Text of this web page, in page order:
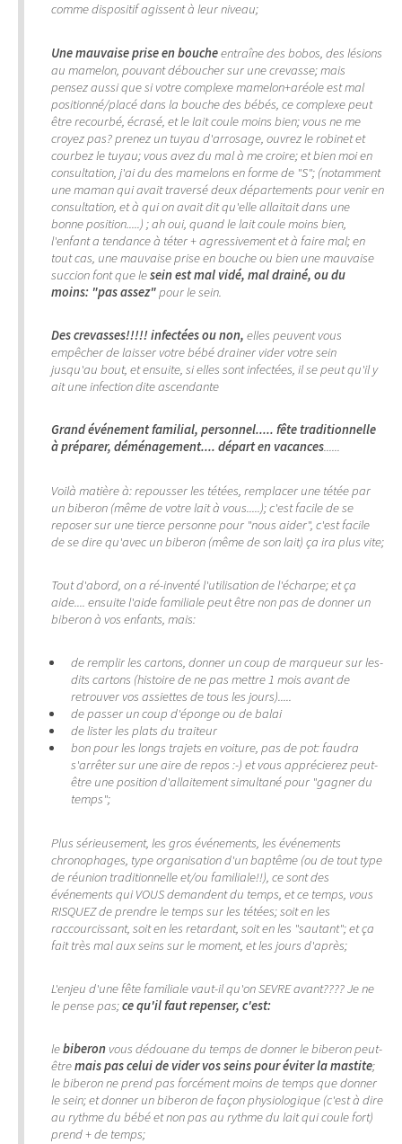
comme dispositif agissent à leur niveau;
Une mauvaise prise en boucheentraîne des bobos, des lésions
au mamelon, pouvant déboucher sur une crevasse; mais
pensez aussi que si votre complexe mamelon+aréole est mal
positionné/placé dans la bouche des bébés, ce complexe peut
être recourbé, écrasé, et le lait coule moins bien; vous ne me
croyez pas? prenez un tuyau d'arrosage, ouvrez le robinet et
courbez le tuyau; vous avez du mal à me croire; et bien moi en
consultation, j'ai du des mamelons en forme de "S"; (notamment
une maman qui avait traversé deux départements pour venir en
consultation, et à qui on avait dit qu'elle allaitait dans une
bonne position.....) ; ah oui, quand le lait coule moins bien,
l'enfant a tendance à téter + agressivement et à faire mal; en
tout cas, une mauvaise prise en bouche ou bien une mauvaise
succion font que lesein est mal vidé, mal drainé, ou du
moins: "pas assez"pour le sein.
Des crevasses!!!!! infectées ou non, elles peuvent vous
empêcher de laisser votre bébé drainer vider votre sein
jusqu'au bout, et ensuite, si elles sont infectées, il se peut qu'il y
ait une infection dite ascendante
Grand événement familial, personnel..... fête traditionnelle
à préparer, déménagement.... départ en vacances......
Voilà matière à: repousser les tétées, remplacer une tétée par
un biberon (même de votre lait à vous.....); c'est facile de se
reposer sur une tierce personne pour "nous aider", c'est facile
de se dire qu'avec un biberon (même de son lait) ça ira plus vite;
Tout d'abord, on a ré-inventé l'utilisation de l'écharpe; et ça
aide.... ensuite l'aide familiale peut être non pas de donner un
biberon à vos enfants, mais:
de remplir les cartons, donner un coup de marqueur sur les-
dits cartons (histoire de ne pas mettre 1 mois avant de
retrouver vos assiettes de tous les jours).....
de passer un coup d'éponge ou de balai
de lister les plats du traiteur
bon pour les longs trajets en voiture, pas de pot: faudra
s'arrêter sur une aire de repos :-) et vous apprécierez peut-
être une position d'allaitement simultané pour "gagner du
temps";
Plus sérieusement, les gros événements, les événements
chronophages, type organisation d'un baptême (ou de tout type
de réunion traditionnelle et/ou familiale!!), ce sont des
événements qui VOUS demandent du temps, et ce temps, vous
RISQUEZ de prendre le temps sur les tétées; soit en les
raccourcissant, soit en les retardant, soit en les "sautant"; et ça
fait très mal aux seins sur le moment, et les jours d'après;
L'enjeu d'une fête familiale vaut-il qu'on SEVRE avant???? Je ne
le pense pas;ce qu'il faut repenser, c'est:
lebiberonvous dédouane du temps de donner le biberon peut-
êtremais pas celui de vider vos seins pour éviter la mastite;
le biberon ne prend pas forcément moins de temps que donner
le sein; et donner un biberon de façon physiologique (c'est à dire
au rythme du bébé et non pas au rythme du lait qui coule fort)
prend + de temps;